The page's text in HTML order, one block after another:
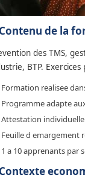
Contenu de la
des TMS,
BTP.
Formation realisee
Programme adapte
Attestation
Feuille d emargement
1 a 10 apprenants par
Contexte